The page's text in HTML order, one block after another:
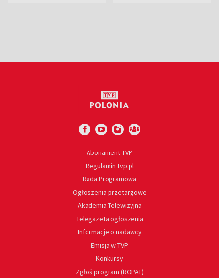
Abonament TVP
Regulamin tvp.pl
Rada Programowa
Ogłoszenia przetargowe
Akademia Telewizyjna
Telegazeta ogłoszenia
Informacje o nadawcy
Emisja w TVP
Konkursy
Zgłoś program (ROPAT)